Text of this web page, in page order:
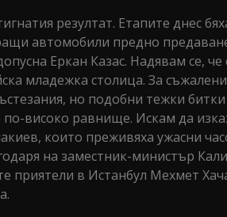
резултат. Етапите днес
автомобили предно
Еркан Казас. Надявам се,
младежка столица. За
но подобни тежки
високо равнище. Искам да
които преживяха ужасни
на заместник-министър
приятели в Истанбул Мехмет